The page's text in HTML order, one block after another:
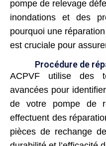
pompe de relevage
inondations et des
pourquoi une
est cruciale pour
Procédure de
ACPVF utilise des
avancées pour
de votre pompe de
effectuent des
pièces de rechange